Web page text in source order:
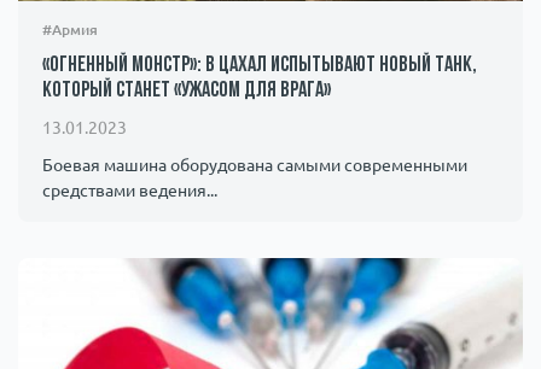
#Армия
«Огненный монстр»: в ЦАХАЛ испытывают новый танк,
который станет «ужасом для врага»
13.01.2023
Боевая машина оборудована самыми современными
средствами ведения...